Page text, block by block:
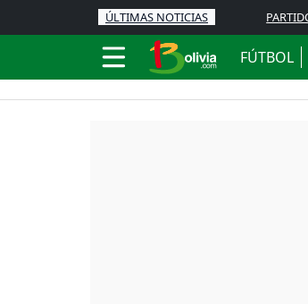
ÚLTIMAS NOTICIAS
FÚTBOL